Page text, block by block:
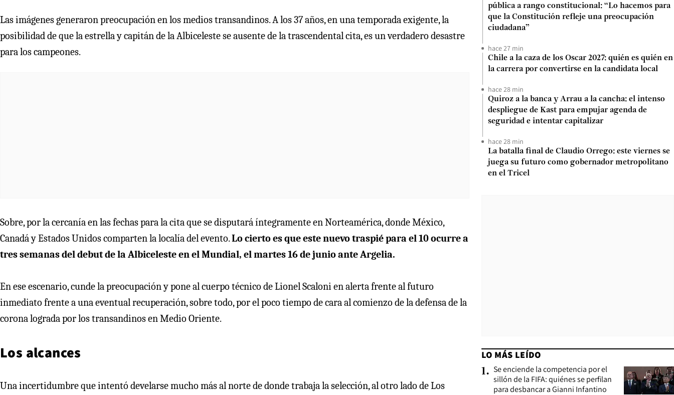
Las imágenes generaron preocupación en los medios transandinos. A los 37 años, en una temporada exigente, la
posibilidad de que la estrella y capitán de la Albiceleste se ausente de la trascendental cita, es un verdadero desastre
para los campeones.
Sobre, por la cercanía en las fechas para la cita que se disputará íntegramente en Norteamérica, donde México,
Canadá y Estados Unidos comparten la localía del evento.Lo cierto es que este nuevo traspié para el 10 ocurre a
tres semanas del debut de la Albiceleste en el Mundial, el martes 16 de junio ante Argelia.
En ese escenario, cunde la preocupación y pone al cuerpo técnico de Lionel Scaloni en alerta frente al futuro
inmediato frente a una eventual recuperación, sobre todo, por el poco tiempo de cara al comienzo de la defensa de la
corona lograda por los transandinos en Medio Oriente.
Los alcances
Una incertidumbre que intentó develarse mucho más al norte de donde trabaja la selección, al otro lado de Los
pública a rango constitucional: “Lo hacemos para
que la Constitución refleje una preocupación
ciudadana”
hace 27 min
Chile a la caza de los Oscar 2027: quién es quién en
la carrera por convertirse en la candidata local
hace 28 min
Quiroz a la banca y Arrau a la cancha: el intenso
despliegue de Kast para empujar agenda de
seguridad e intentar capitalizar
hace 28 min
La batalla final de Claudio Orrego: este viernes se
juega su futuro como gobernador metropolitano
en el Tricel
LO MÁS LEÍDO
1. Se enciende la competencia por el
sillón de la FIFA: quiénes se perfilan
para desbancar a Gianni Infantino